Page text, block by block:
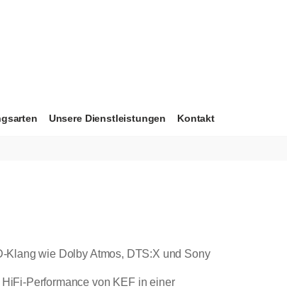
Unsere Dienstleistungen Kontakt
Klang wie Dolby Atmos, DTS:X und Sony
Performance von KEF in einer